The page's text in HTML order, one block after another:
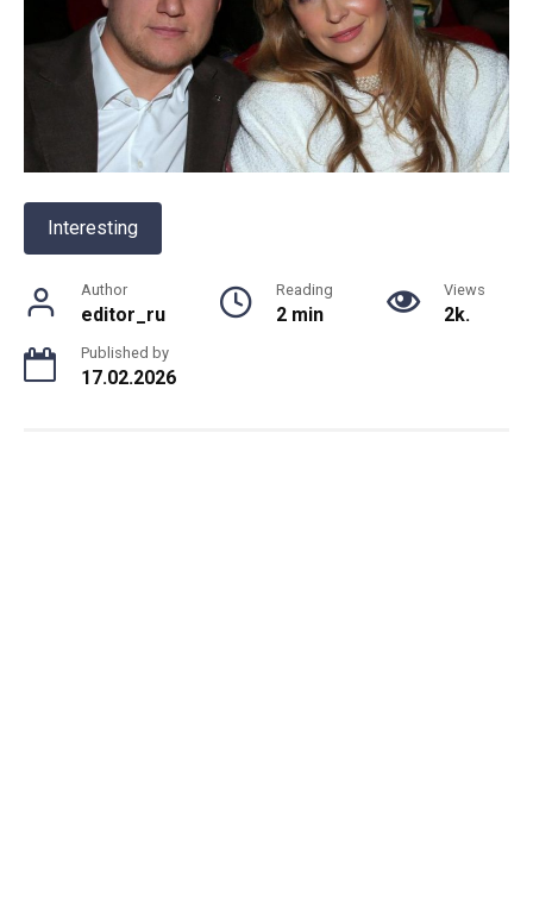
Interesting
Author
editor_ru
Reading
2 min
Views
2k.
Published by
17.02.2026